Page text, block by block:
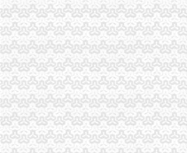
一般纳税人公司转让-石家庄58同城
【一般纳税人公司会计、增值税
一般纳税人公司转让
上海一般纳税人公司注册地址_云
广州注册一般纳税人公司、代办一
【申请一般纳税人公司注册公司
山西太原办一般纳税人公司-机构
【供应申请一般纳税人公司】-生